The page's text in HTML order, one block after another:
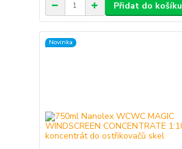
Přidat do košíku
Novinka